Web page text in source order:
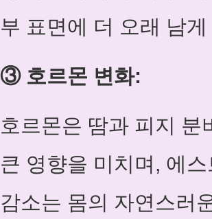
부 표면에 더 오래 남
③ 호르몬 변화:
호르몬은 땀과 피지 분
큰 영향을 미치며, 에
감소는 몸의 자연스러